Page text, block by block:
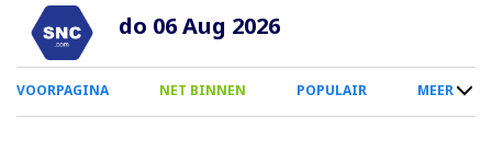
Overslaan
naar
inhoud
do 06 Aug 2026
0
Smartphone
VOORPAGINA NET BINNEN POPULAIR MEER